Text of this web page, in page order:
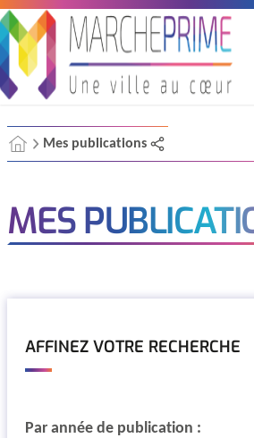
Mes publications
MES
AFFINEZ VOTRE RECHERCHE
Par année de publication :